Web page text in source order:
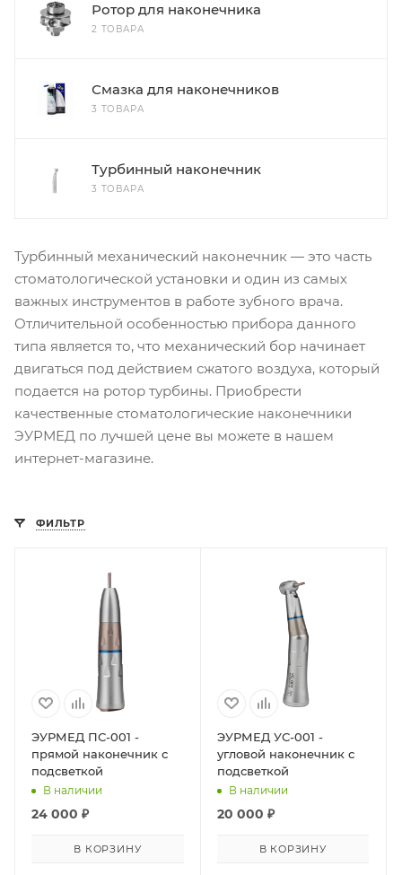
Ротор для наконечника
2 ТОВАРА
Смазка для наконечников
3 ТОВАРА
Турбинный наконечник
3 ТОВАРА
Турбинный механический наконечник — это часть
стоматологической установки и один из самых
важных инструментов в работе зубного врача.
Отличительной особенностью прибора данного
типа является то, что механический бор начинает
двигаться под действием сжатого воздуха, который
подается на ротор турбины. Приобрести
качественные стоматологические наконечники
ЭУРМЕД по лучшей цене вы можете в нашем
интернет-магазине.
ФИЛЬТР
ЭУРМЕД ПС-001 -
прямой наконечник с
подсветкой
В наличии
24 000 ₽
В КОРЗИНУ
ЭУРМЕД УС-001 -
угловой наконечник с
подсветкой
В наличии
20 000 ₽
В КОРЗИНУ